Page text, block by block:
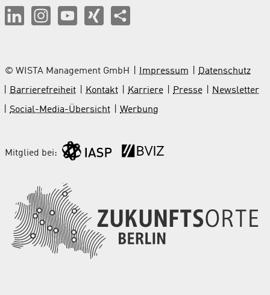
© WISTA Management GmbH Impressum
Datenschutz
Barrierefreiheit
Kontakt Karriere Presse
Newsletter
Social-Media-Übersicht
Werbung
Mitglied bei: